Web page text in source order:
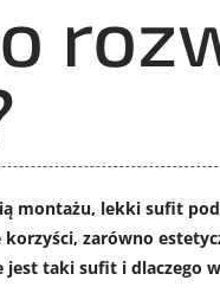
montażu, lekki sufit
korzyści, zarówno
jest taki sufit i dlaczego